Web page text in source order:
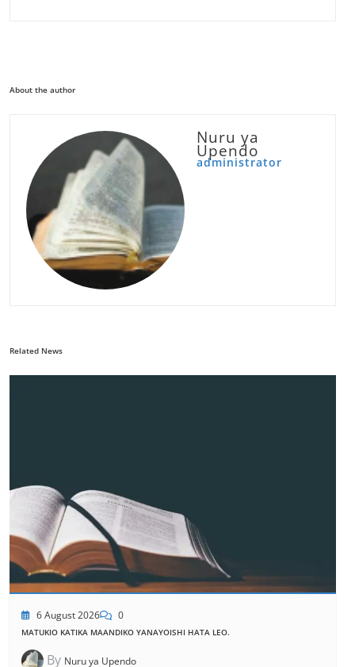
About the author
Nuru ya
Upendo
administrator
Related News
6 August 2026 0
MATUKIO KATIKA MAANDIKO YANAYOISHI HATA LEO.
By Nuru ya Upendo